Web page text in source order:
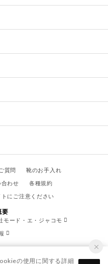
質問
靴のお手入れ
合わせ
各種規約
にご注意ください
要
モード・エ・ジャコモ
の使用に関する詳細